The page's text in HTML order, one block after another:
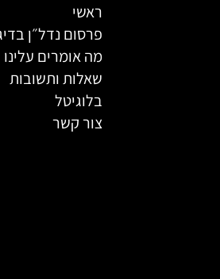
ראשי
פרסום נדל״ן
מה אומרים עלינו
שאלות ותשובות
בלוגיטל
צור קשר